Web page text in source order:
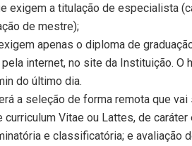
exigem a titulação de especialista
de mestre);
apenas o diploma de
internet, no site da Instituição. O
do último dia.
a seleção de forma remota que
Vitae ou Lattes, de caráter
e classificatória; e avaliação